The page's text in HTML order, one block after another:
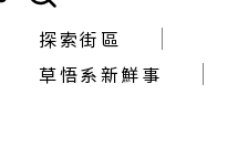
探索街區
草悟系新鮮事